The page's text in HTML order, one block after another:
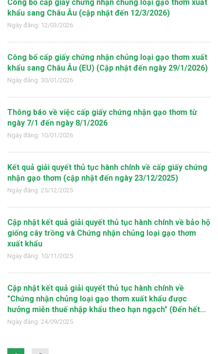
Công bố cấp giấy chứng nhận chủng loại gạo thơm xuất
khẩu sang Châu Âu (cập nhật đến 12/3/2026)
Ngày đăng: 12/03/2026
Công bố cấp giấy chứng nhận chủng loại gạo thơm xuất
khẩu sang Châu Âu (EU) (Cập nhật đến ngày 29/1/2026)
Ngày đăng: 30/01/2026
Thông báo về việc cấp giấy chứng nhận gạo thơm từ
ngày 7/1 đến ngày 8/1/2026
Ngày đăng: 10/01/2026
Kết quả giải quyết thủ tục hành chính về cấp giấy chứng
nhận gạo thơm (cập nhật đến ngày 23/12/2025)
Ngày đăng: 25/12/2025
Cập nhật kết quả giải quyết thủ tục hành chính về bảo hộ
giống cây trồng và Chứng nhận chủng loại gạo thơm
xuất khẩu
Ngày đăng: 10/11/2025
Cập nhật kết quả giải quyết thủ tục hành chính về
"Chứng nhận chủng loại gạo thơm xuất khẩu được
hưởng miễn thuế nhập khẩu theo hạn ngạch" (Đến hết...
Ngày đăng: 24/09/2025